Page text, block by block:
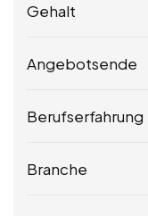
Gehalt
Angebotsende
Berufserfahrung
Branche